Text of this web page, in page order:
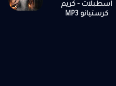
اسطبلات - كريم
كرستيانو MP3